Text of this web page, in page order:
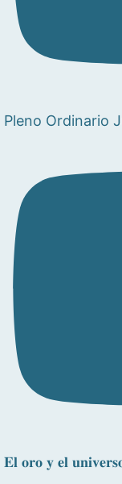
Pleno Ordinario
𝐄𝐥 𝐨𝐫𝐨 𝐲 𝐞𝐥